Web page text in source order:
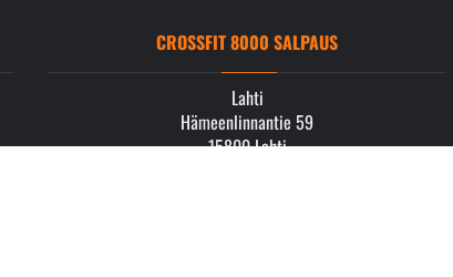
CROSSFIT 8000 SALPAUS
Lahti
Hämeenlinnantie 59
15800 Lahti